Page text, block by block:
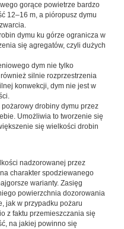
gorące powietrze bardzo
12–16 m, a pióropusz dymu
dymu ku górze ogranicza w
się agregatów, czyli dużych
dym nie tylko
silnie rozprzestrzenia
konwekcji, dym nie jest w
drobiny dymu przez
Umożliwia to tworzenie się
się wielkości drobin
nadzorowanej przez
charakter spodziewanego
warianty. Zasięg
powierzchnia dozorowania
jak w przypadku pożaru
z faktu przemieszczania się
na jakiej powinno się